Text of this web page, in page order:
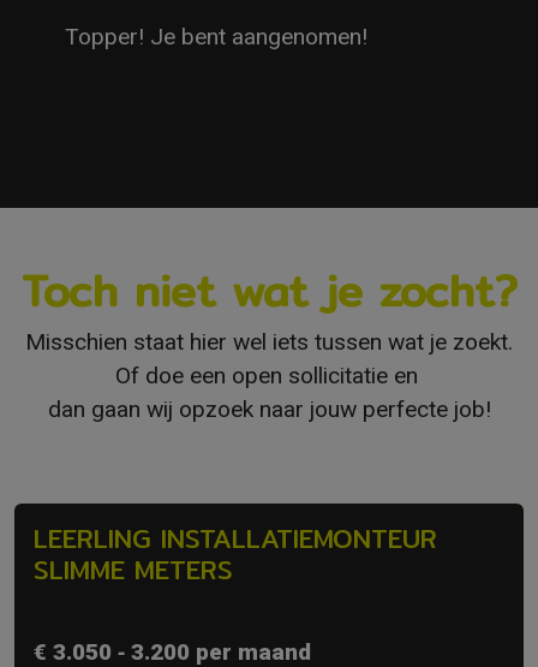
Topper! Je bent aangenomen!
Toch niet wat je zocht?
Misschien staat hier wel iets tussen wat je zoekt.
Of doe een open sollicitatie en
dan gaan wij opzoek naar jouw perfecte job!
LEERLING INSTALLATIEMONTEUR
SLIMME METERS
€ 3.050 ‐ 3.200 per maand